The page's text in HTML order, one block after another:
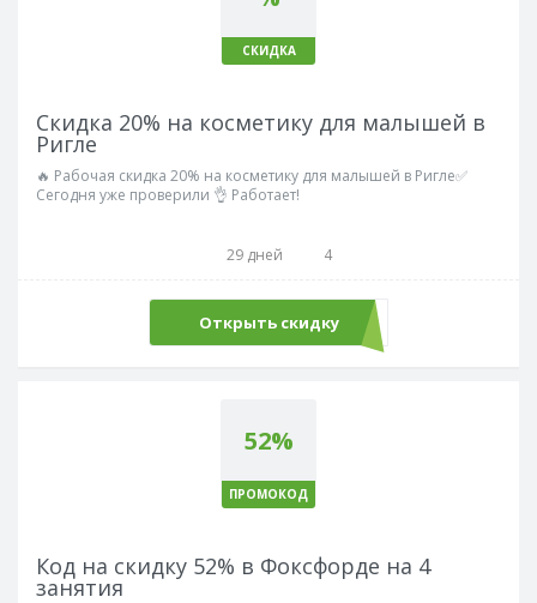
СКИДКА
Скидка 20% на косметику для малышей в
Ригле
🔥 Рабочая скидка 20% на косметику для малышей в Ригле✅
Сегодня уже проверили 👌 Работает!
29 дней 4
Открыть скидку
52%
ПРОМОКОД
Код на скидку 52% в Фоксфорде на 4
занятия